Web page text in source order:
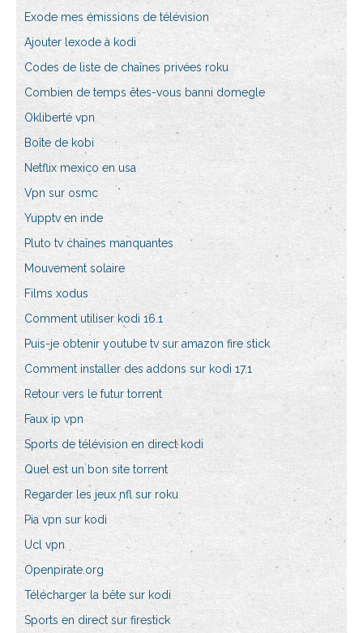
Exode mes émissions de télévision
Ajouter lexode à kodi
Codes de liste de chaînes privées roku
Combien de temps êtes-vous banni domegle
Okliberté vpn
Boîte de kobi
Netflix mexico en usa
Vpn sur osmc
Yupptv en inde
Pluto tv chaînes manquantes
Mouvement solaire
Films xodus
Comment utiliser kodi 16.1
Puis-je obtenir youtube tv sur amazon fire stick
Comment installer des addons sur kodi 17.1
Retour vers le futur torrent
Faux ip vpn
Sports de télévision en direct kodi
Quel est un bon site torrent
Regarder les jeux nfl sur roku
Pia vpn sur kodi
Ucl vpn
Openpirate.org
Télécharger la bête sur kodi
Sports en direct sur firestick